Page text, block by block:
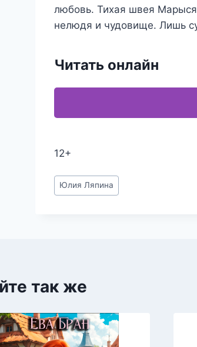
любовь. Тихая швея
нелюдя и чудовище. Лишь
Читать онлайн
12+
Метки
записи:
Юлия Ляпина
так же